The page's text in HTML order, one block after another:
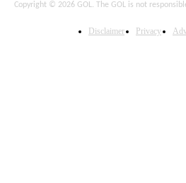
Copyright © 2026 GOL. The GOL is not
Disclaimer Privacy